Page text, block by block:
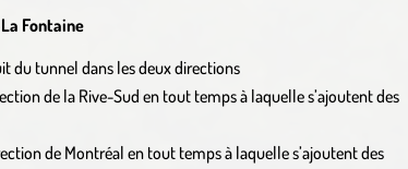
Fontaine
du tunnel dans les deux directions
de la Rive-Sud en tout temps à laquelle s’ajoutent des
de Montréal en tout temps à laquelle s’ajoutent des